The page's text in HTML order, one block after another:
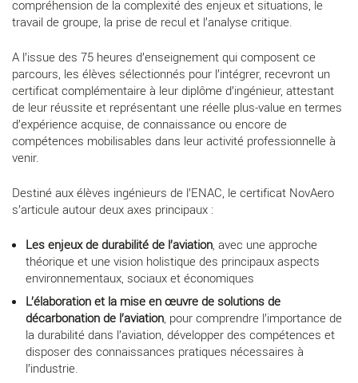
compréhension de la complexité des enjeux et situations, le
travail de groupe, la prise de recul et l’analyse critique.
A l’issue des 75 heures d’enseignement qui composent ce
parcours, les élèves sélectionnés pour l’intégrer, recevront un
certificat complémentaire à leur diplôme d’ingénieur, attestant
de leur réussite et représentant une réelle plus-value en termes
d’expérience acquise, de connaissance ou encore de
compétences mobilisables dans leur activité professionnelle à
venir.
Destiné aux élèves ingénieurs de l’ENAC, le certificat NovAero
s’articule autour deux axes principaux :
Les enjeux de durabilité de l’aviation , avec une approche
théorique et une vision holistique des principaux aspects
environnementaux, sociaux et économiques
L’élaboration et la mise en œuvre de solutions de
décarbonation de l’aviation , pour comprendre l’importance de
la durabilité dans l’aviation, développer des compétences et
disposer des connaissances pratiques nécessaires à
l’industrie.